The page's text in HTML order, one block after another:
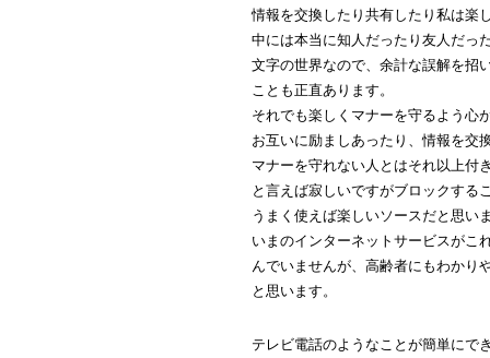
情報を交換したり共有したり私は楽
中には本当に知人だったり友人だっ
文字の世界なので、余計な誤解を招
ことも正直あります。
それでも楽しくマナーを守るよう心
お互いに励ましあったり、情報を交
マナーを守れない人とはそれ以上付
と言えば寂しいですがブロックする
うまく使えば楽しいソースだと思い
いまのインターネットサービスがこ
んでいませんが、高齢者にもわかり
と思います。
テレビ電話のようなことが簡単にで